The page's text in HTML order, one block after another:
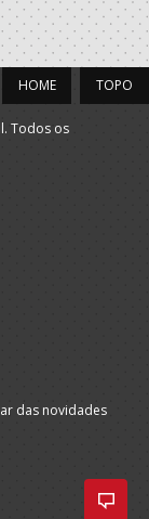
TOPO
HOME
Todos os
das novidades